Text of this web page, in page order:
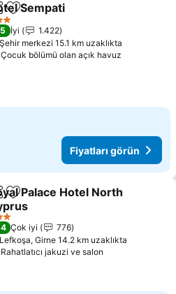
Favorilerime ekle
Sempati
İyi
1.422
Şehir merkezi 15.1 km uzaklıkta
Çocuk bölümü olan açık havuz
Fiyatları görün
Favorilerime ekle
Palace Hotel North
Çok iyi
776
Lefkoşa, Girne 14.2 km uzaklıkta
Rahatlatıcı jakuzi ve salon